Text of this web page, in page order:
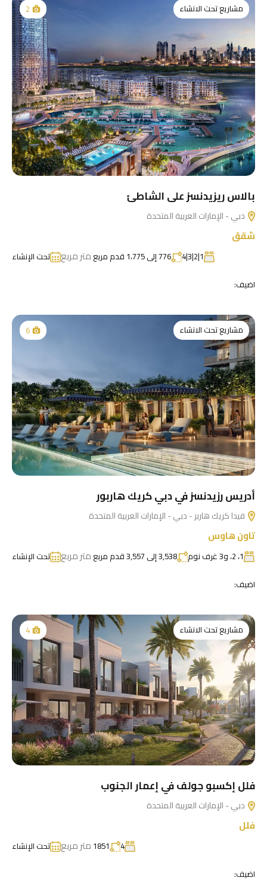
مشاريع تحت الانشاء 2
بالاس ريزيدنسز على الشاطئ
دبي - الإمارات العربية المتحدة
شقق
1|2|3|4 776 إلى 1،775 قدم مربع متر مربع
تحت الإنشاء
اضيف:
مشاريع تحت الانشاء 6
أدريس رزيدنسز في دبي كريك هاربور
فيدا كريك هاربر - دبي - الإمارات العربية المتحدة
تاون هاوس
1، 2، و3 غرف نوم 3,538 إلى 3,557 قدم مربع متر مربع
تحت الإنشاء
اضيف:
مشاريع تحت الانشاء 4
فلل إكسبو جولف في إعمار الجنوب
دبي - الإمارات العربية المتحدة
فلل
4
1851 متر مربع
تحت الإنشاء
اضيف: